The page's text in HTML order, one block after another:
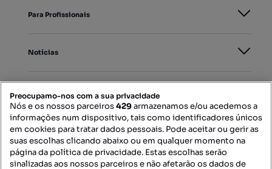
Para Profissionais
Notícias
Mapa do Site
Contacte-nos
Preocupamo-nos com a sua privacidade
Nós e os nossos parceiros429armazenamos e/ou acedemos a
informações num dispositivo, tais como identificadores únicos
em cookies para tratar dados pessoais. Pode aceitar ou gerir as
suas escolhas clicando abaixo ou em qualquer momento na
página da política de privacidade. Estas escolhas serão
sinalizadas aos nossos parceiros e não afetarão os dados de